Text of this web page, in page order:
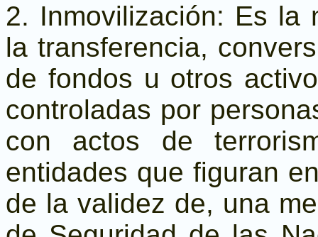
2. Inmovilización: Es la
la transferencia,
de fondos u otros
controladas por
con actos de
entidades que figuran
de la validez de, una